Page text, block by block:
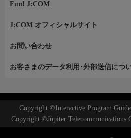
Fun! J:COM
J:COM オフィシャルサイト
お問い合わせ
お客さまのデータ利用･外部送信につ
Copyright ©Interactive Program
Copyright ©Jupiter Telecommunications